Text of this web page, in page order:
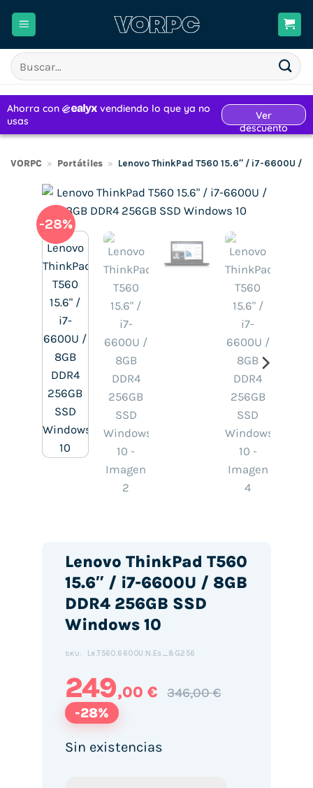
Buscar
por:
VORPC » Portátiles » Lenovo ThinkPad T560 15.6″ / i7-6600U /
-28%
Lenovo ThinkPad T560
15.6″ / i7-6600U / 8GB
DDR4 256GB SSD
Windows 10
SKU: Le.T560.6600U.N.Es_8G256
249,00 € 346,00 €
-28%
Sin existencias